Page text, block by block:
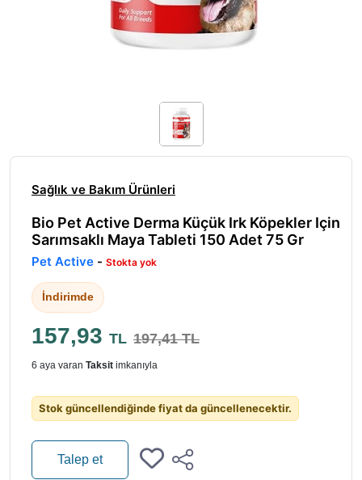
Sağlık ve Bakım Ürünleri
Bio Pet Active Derma Küçük Irk Köpekler Için
Sarımsaklı Maya Tableti 150 Adet 75 Gr
Pet Active - Stokta yok
İndirimde
157,93 TL 197,41 TL
6 aya varan Taksit imkanıyla
Stok güncellendiğinde fiyat da güncellenecektir.
Talep et